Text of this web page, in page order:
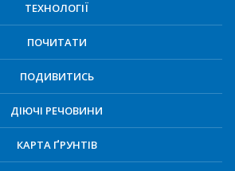
ТЕХНОЛОГІЇ
ПОЧИТАТИ
ПОДИВИТИСЬ
ДІЮЧІ РЕЧОВИНИ
КАРТА ҐРУНТІВ